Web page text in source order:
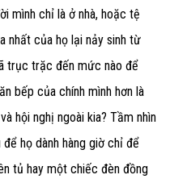
mình chỉ là ở nhà, hoặc tệ
nhất của họ lại nảy sinh từ
trục trặc đến mức nào để
bếp của chính mình hơn là
hội nghị ngoài kia? Tầm nhìn
họ dành hàng giờ chỉ để
tủ hay một chiếc đèn đồng